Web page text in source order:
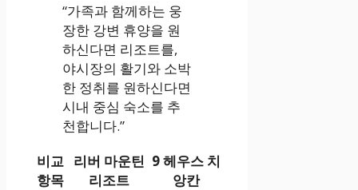
“가족과 함께하는 웅
장한 강변 휴양을 원
하신다면 리조트를,
야시장의 활기와 소박
한 정취를 원하신다면
시내 중심 숙소를 추
천합니다.”
비교
항목
리버 마운틴
리조트
9 헤우스 치
앙칸